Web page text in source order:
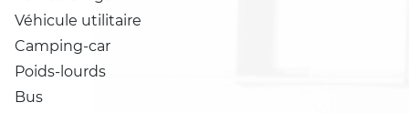
Véhicule utilitaire
Camping-car
Poids-lourds
Bus